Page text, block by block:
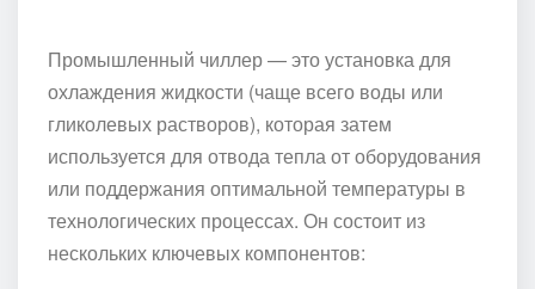
Промышленный чиллер — это установка для
охлаждения жидкости (чаще всего воды или
гликолевых растворов), которая затем
используется для отвода тепла от оборудования
или поддержания оптимальной температуры в
технологических процессах. Он состоит из
нескольких ключевых компонентов: